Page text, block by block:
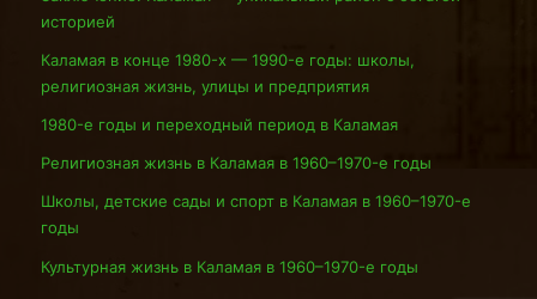
историей
Каламая в конце 1980-х — 1990-е годы: школы,
религиозная жизнь, улицы и предприятия
1980-е годы и переходный период в Каламая
Религиозная жизнь в Каламая в 1960–1970-е годы
Школы, детские сады и спорт в Каламая в 1960–1970-е
годы
Культурная жизнь в Каламая в 1960–1970-е годы